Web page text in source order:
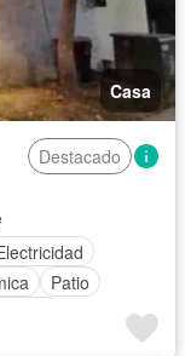
Casa
Destacado
Patio
Parrilla